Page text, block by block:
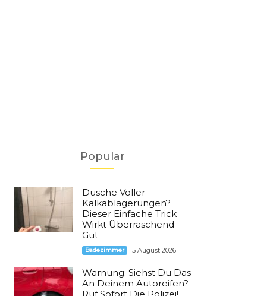
Popular
Dusche Voller
Kalkablagerungen?
Dieser Einfache Trick
Wirkt Überraschend
Gut
Badezimmer 5 August 2026
Warnung: Siehst Du Das
An Deinem Autoreifen?